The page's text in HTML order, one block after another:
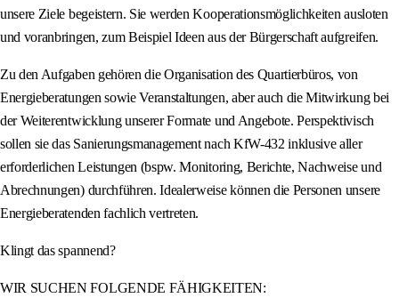
unsere Ziele begeistern. Sie werden Kooperationsmöglichkeiten ausloten
und voranbringen, zum Beispiel Ideen aus der Bürgerschaft aufgreifen.
Zu den Aufgaben gehören die Organisation des Quartierbüros, von
Energieberatungen sowie Veranstaltungen, aber auch die Mitwirkung bei
der Weiterentwicklung unserer Formate und Angebote. Perspektivisch
sollen sie das Sanierungsmanagement nach KfW-432 inklusive aller
erforderlichen Leistungen (bspw. Monitoring, Berichte, Nachweise und
Abrechnungen) durchführen. Idealerweise können die Personen unsere
Energieberatenden fachlich vertreten.
Klingt das spannend?
WIR SUCHEN FOLGENDE FÄHIGKEITEN: